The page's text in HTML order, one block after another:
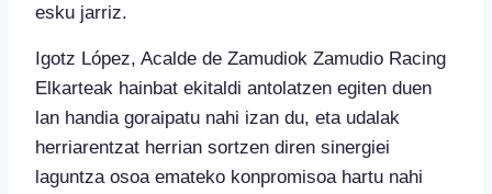
esku jarriz.
Igotz López, Acalde de Zamudiok Zamudio Racing
Elkarteak hainbat ekitaldi antolatzen egiten duen
lan handia goraipatu nahi izan du, eta udalak
herriarentzat herrian sortzen diren sinergiei
laguntza osoa emateko konpromisoa hartu nahi